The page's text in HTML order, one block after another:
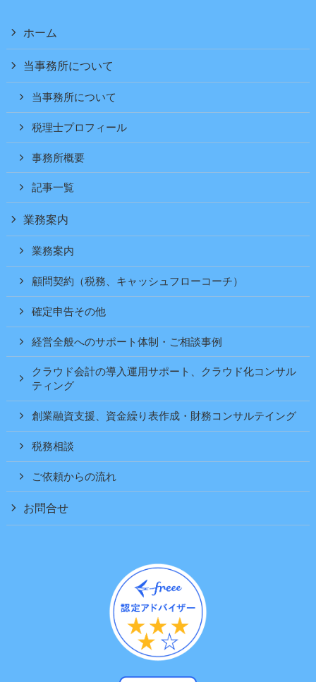
ホーム
当事務所について
当事務所について
税理士プロフィール
事務所概要
記事一覧
業務案内
業務案内
顧問契約（税務、キャッシュフローコーチ）
確定申告その他
経営全般へのサポート体制・ご相談事例
クラウド会計の導入運用サポート、クラウド化コンサル
ティング
創業融資支援、資金繰り表作成・財務コンサルテイング
税務相談
ご依頼からの流れ
お問合せ